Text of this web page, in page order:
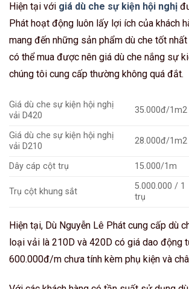
Hiện tại với giá dù che sự kiện hội nghị
Phát hoạt động luôn lấy lợi ích của khách
mang đến những sản phẩm dù che tốt
có thể mua được nên giá dù che nắng sự
chúng tôi cung cấp thường không quá đắt.
Giá dù che sự kiện hội nghị
vải D420
35.000đ/1m2
Giá dù che sự kiện hội nghị
vải D210
28.000đ/1m2
Dây cáp cột trụ
15.000/1m
Trụ cột khung sắt
5.000.000 / 1
trụ
Hiện tại, Dù Nguyễn Lê Phát cung cấp dù
loại vải là 210D và 420D có giá dao động
600.000đ/m chưa tính kèm phụ kiện và